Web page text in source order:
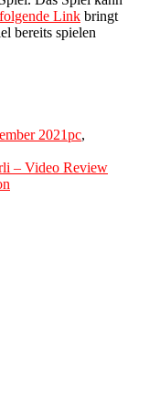
Link bringt
bereits spielen
2021pc,
– Video Review